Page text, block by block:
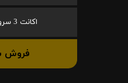
اکانت 3 سروره فول آپشن
فروش